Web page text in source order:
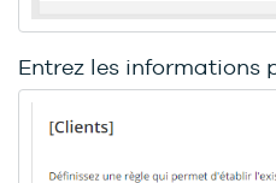
Entrez les informations